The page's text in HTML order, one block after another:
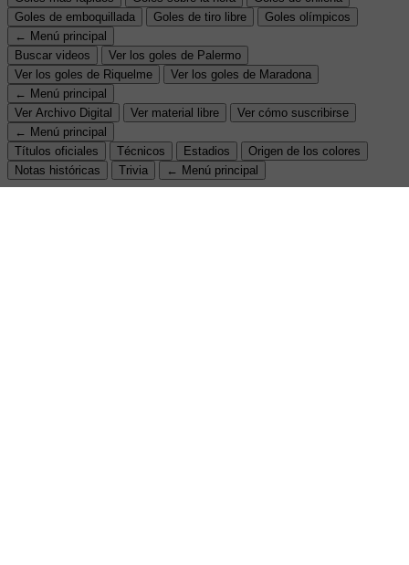
Goles de emboquillada
Goles de tiro libre
Goles olímpicos
← Menú principal
Buscar videos
Ver los goles de Palermo
Ver los goles de Riquelme
Ver los goles de Maradona
← Menú principal
Ver Archivo Digital
Ver material libre
Ver cómo suscribirse
← Menú principal
Títulos oficiales
Técnicos Estadios
Origen de los colores
Notas históricas
Trivia ← Menú principal